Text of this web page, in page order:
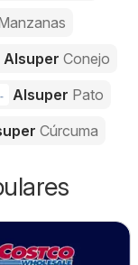
Alsuper Conejo
Alsuper Pato
Cúrcuma